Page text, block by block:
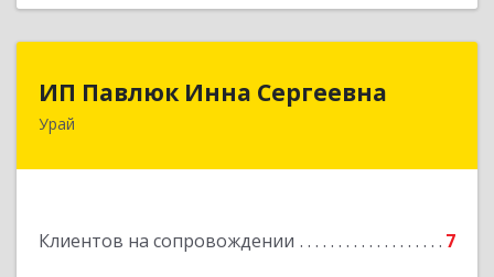
ИП Павлюк Инна Сергеевна
Урай
Клиентов на сопровождении 7
628284, Ханты-Мансийский Автономный округ